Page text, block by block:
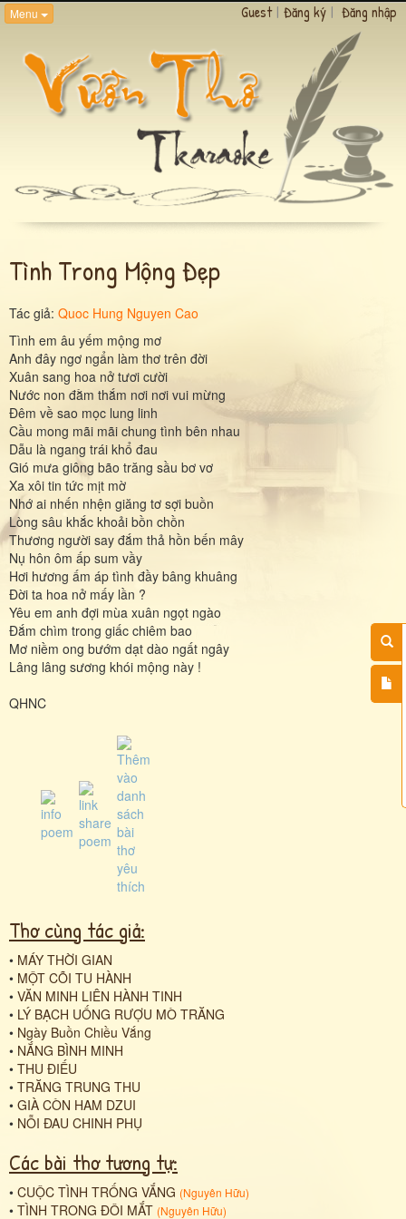
Menu Guest | Đăng ký | Đăng nhập
Tình Trong Mộng Đẹp
Tác giả: Quoc Hung Nguyen Cao
Tình em âu yếm mộng mơ
Anh đây ngơ ngẩn làm thơ trên đời
Xuân sang hoa nở tươi cười
Nước non đằm thắm nơi nơi vui mừng
Đêm về sao mọc lung linh
Cầu mong mãi mãi chung tình bên nhau
Dẫu là ngang trái khổ đau
Gió mưa giông bão trăng sầu bơ vơ
Xa xôi tin tức mịt mờ
Nhớ ai nhến nhện giăng tơ sợi buồn
Lòng sâu khắc khoải bồn chồn
Thương người say đắm thả hồn bến mây
Nụ hôn ôm ấp sum vầy
Hơi hương ấm áp tình đầy bâng khuâng
Đời ta hoa nở mấy lần ?
Yêu em anh đợi mùa xuân ngọt ngào
Đắm chìm trong giấc chiêm bao
Mơ niềm ong bướm dạt dào ngất ngây
Lâng lâng sương khói mộng này !
QHNC
Thơ cùng tác giả:
• MÁY THỜI GIAN
• MỘT CÕI TU HÀNH
• VĂN MINH LIÊN HÀNH TINH
• LÝ BẠCH UỐNG RƯỢU MÒ TRĂNG
• Ngày Buồn Chiều Vắng
• NẮNG BÌNH MINH
• THU ĐIẾU
• TRĂNG TRUNG THU
• GIÀ CÒN HAM DZUI
• NỖI ĐAU CHINH PHỤ
Các bài thơ tương tự:
• CUỘC TÌNH TRỐNG VẮNG (Nguyên Hữu)
• TÌNH TRONG ĐÔI MẮT (Nguyên Hữu)